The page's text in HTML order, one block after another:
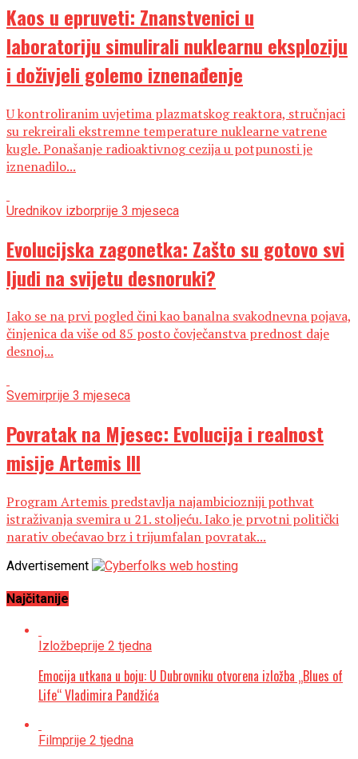
Kaos u epruveti: Znanstvenici u
laboratoriju simulirali nuklearnu eksploziju
i doživjeli golemo iznenađenje
U kontroliranim uvjetima plazmatskog reaktora, stručnjaci
su rekreirali ekstremne temperature nuklearne vatrene
kugle. Ponašanje radioaktivnog cezija u potpunosti je
iznenadilo...
Urednikov izborprije 3 mjeseca
Evolucijska zagonetka: Zašto su gotovo svi
ljudi na svijetu desnoruki?
Iako se na prvi pogled čini kao banalna svakodnevna pojava,
činjenica da više od 85 posto čovječanstva prednost daje
desnoj...
Svemirprije 3 mjeseca
Povratak na Mjesec: Evolucija i realnost
misije Artemis III
Program Artemis predstavlja najambiciozniji pothvat
istraživanja svemira u 21. stoljeću. Iako je prvotni politički
narativ obećavao brz i trijumfalan povratak...
Advertisement
Najčitanije
Izložbeprije 2 tjedna
Emocija utkana u boju: U Dubrovniku otvorena izložba „Blues of
Life“ Vladimira Pandžića
Filmprije 2 tjedna